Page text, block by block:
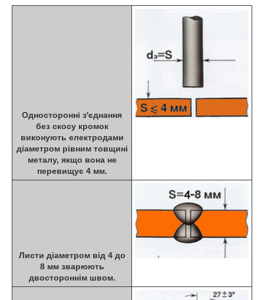
Односторонні з'єднання
без скосу кромок
виконують електродами
діаметром рівним товщині
металу, якщо вона не
перевищує 4 мм.
Листи діаметром від 4 до
8 мм зварюють
двостороннім швом.